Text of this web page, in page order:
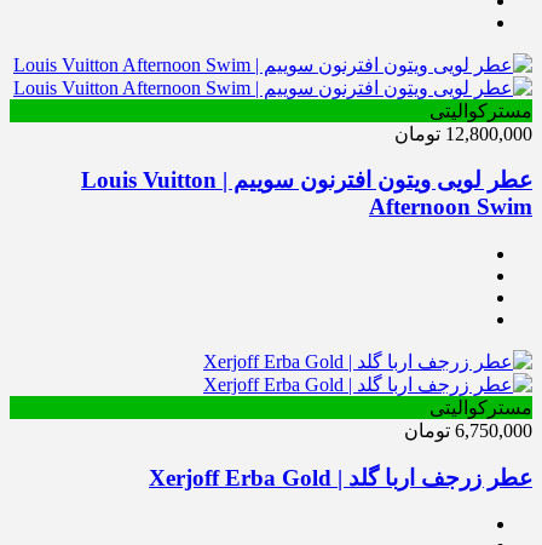
مسترکوالیتی
12,800,000 تومان
عطر لویی ویتون افترنون سوییم | Louis Vuitton
Afternoon Swim
مسترکوالیتی
6,750,000 تومان
عطر زرجف اربا گلد | Xerjoff Erba Gold